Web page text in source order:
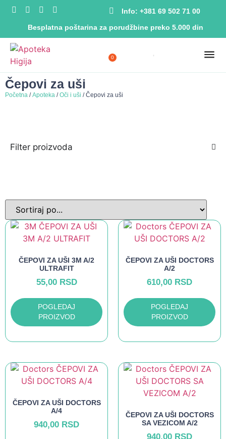
Besplatna poštarina za porudžbine preko 5.000 din
Info: +381 69 502 71 00
0
Čepovi za uši
Početna /Apoteka /Oči i uši / Čepovi za uši
Filter proizvoda
ČEPOVI ZA UŠI 3M A/2
ULTRAFIT
55,00 RSD
POGLEDAJ
PROIZVOD
ČEPOVI ZA UŠI DOCTORS
A/2
610,00 RSD
POGLEDAJ
PROIZVOD
ČEPOVI ZA UŠI DOCTORS
A/4
940,00 RSD
ČEPOVI ZA UŠI DOCTORS
SA VEZICOM A/2
940,00 RSD